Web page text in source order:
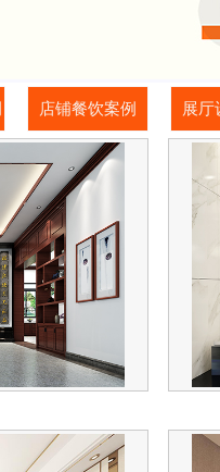
店铺餐饮案例 展厅